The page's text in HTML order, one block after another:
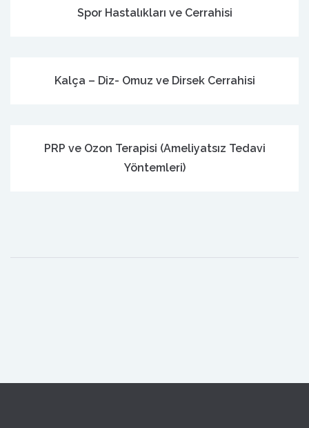
Spor Hastalıkları ve Cerrahisi
Kalça – Diz- Omuz ve Dirsek Cerrahisi
PRP ve Ozon Terapisi (Ameliyatsız Tedavi
Yöntemleri)